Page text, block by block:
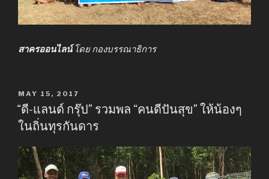
สาครออนไลน์โดย กองบรรณาธิการ
POSTED
ON
MAY 15, 2017
“ดี-แลนด์ กรุ๊ป” รวมพล “คนดีปันสุข” ให้น้องๆ
ในถิ่นทุรกันดาร